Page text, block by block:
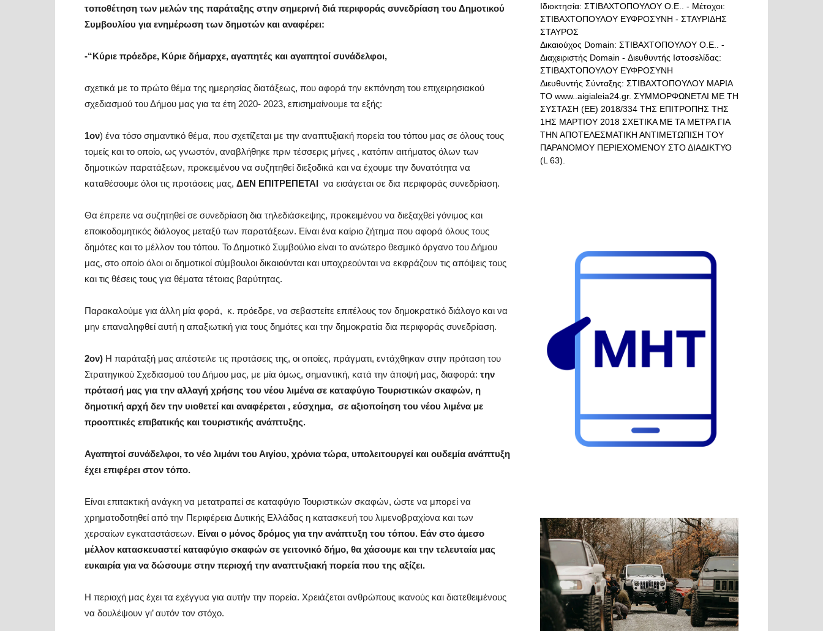
τοποθέτηση των μελών της παράταξης στην σημερινή διά περιφοράς συνεδρίαση του Δημοτικού
Συμβουλίου για ενημέρωση των δημοτών και αναφέρει:
-“Κύριε πρόεδρε, Κύριε δήμαρχε, αγαπητές και αγαπητοί συνάδελφοι,
σχετικά με το πρώτο θέμα της ημερησίας διατάξεως, που αφορά την εκπόνηση του επιχειρησιακού
σχεδιασμού του Δήμου μας για τα έτη 2020- 2023, επισημαίνουμε τα εξής:
1ον) ένα τόσο σημαντικό θέμα, που σχετίζεται με την αναπτυξιακή πορεία του τόπου μας σε όλους τους
τομείς και το οποίο, ως γνωστόν, αναβλήθηκε πριν τέσσερις μήνες , κατόπιν αιτήματος όλων των
δημοτικών παρατάξεων, προκειμένου να συζητηθεί διεξοδικά και να έχουμε την δυνατότητα να
καταθέσουμε όλοι τις προτάσεις μας, ΔΕΝ ΕΠΙΤΡΕΠΕΤΑΙ να εισάγεται σε δια περιφοράς συνεδρίαση.
Θα έπρεπε να συζητηθεί σε συνεδρίαση δια τηλεδιάσκεψης, προκειμένου να διεξαχθεί γόνιμος και
εποικοδομητικός διάλογος μεταξύ των παρατάξεων. Είναι ένα καίριο ζήτημα που αφορά όλους τους
δημότες και το μέλλον του τόπου. Το Δημοτικό Συμβούλιο είναι το ανώτερο θεσμικό όργανο του Δήμου
μας, στο οποίο όλοι οι δημοτικοί σύμβουλοι δικαιούνται και υποχρεούνται να εκφράζουν τις απόψεις τους
και τις θέσεις τους για θέματα τέτοιας βαρύτητας.
Παρακαλούμε για άλλη μία φορά, κ. πρόεδρε, να σεβαστείτε επιτέλους τον δημοκρατικό διάλογο και να
μην επαναληφθεί αυτή η απαξιωτική για τους δημότες και την δημοκρατία δια περιφοράς συνεδρίαση.
2ον) Η παράταξή μας απέστειλε τις προτάσεις της, οι οποίες, πράγματι, εντάχθηκαν στην πρόταση του
Στρατηγικού Σχεδιασμού του Δήμου μας, με μία όμως, σημαντική, κατά την άποψή μας, διαφορά: την
πρότασή μας για την αλλαγή χρήσης του νέου λιμένα σε καταφύγιο Τουριστικών σκαφών, η
δημοτική αρχή δεν την υιοθετεί και αναφέρεται , εύσχημα, σε αξιοποίηση του νέου λιμένα με
προοπτικές επιβατικής και τουριστικής ανάπτυξης.
Αγαπητοί συνάδελφοι, το νέο λιμάνι του Αιγίου, χρόνια τώρα, υπολειτουργεί και ουδεμία ανάπτυξη
έχει επιφέρει στον τόπο.
Είναι επιτακτική ανάγκη να μετατραπεί σε καταφύγιο Τουριστικών σκαφών, ώστε να μπορεί να
χρηματοδοτηθεί από την Περιφέρεια Δυτικής Ελλάδας η κατασκευή του λιμενοβραχίονα και των
χερσαίων εγκαταστάσεων. Είναι ο μόνος δρόμος για την ανάπτυξη του τόπου. Εάν στο άμεσο
μέλλον κατασκευαστεί καταφύγιο σκαφών σε γειτονικό δήμο, θα χάσουμε και την τελευταία μας
ευκαιρία για να δώσουμε στην περιοχή την αναπτυξιακή πορεία που της αξίζει.
Η περιοχή μας έχει τα εχέγγυα για αυτήν την πορεία. Χρειάζεται ανθρώπους ικανούς και διατεθειμένους
να δουλέψουν γι’ αυτόν τον στόχο.
Ιδιοκτησία: ΣΤΙΒΑΧΤΟΠΟΥΛΟΥ Ο.Ε.. - Μέτοχοι:
ΣΤΙΒΑΧΤΟΠΟΥΛΟΥ ΕΥΦΡΟΣΥΝΗ - ΣΤΑΥΡΙΔΗΣ
ΣΤΑΥΡΟΣ
Δικαιούχος Domain: ΣΤΙΒΑΧΤΟΠΟΥΛΟΥ Ο.Ε.. -
Διαχειριστής Domain - Διευθυντής Ιστοσελίδας:
ΣΤΙΒΑΧΤΟΠΟΥΛΟΥ ΕΥΦΡΟΣΥΝΗ
Διευθυντής Σύνταξης: ΣΤΙΒΑΧΤΟΠΟΥΛΟΥ ΜΑΡΙΑ
ΤΟ www..aigialeia24.gr. ΣΥΜΜΟΡΦΩΝΕΤΑΙ ΜΕ ΤΗ
ΣΥΣΤΑΣΗ (ΕΕ) 2018/334 ΤΗΣ ΕΠΙΤΡΟΠΗΣ ΤΗΣ
1ΗΣ ΜΑΡΤΙΟΥ 2018 ΣΧΕΤΙΚΑ ΜΕ ΤΑ ΜΕΤΡΑ ΓΙΑ
ΤΗΝ ΑΠΟΤΕΛΕΣΜΑΤΙΚΗ ΑΝΤΙΜΕΤΩΠΙΣΗ ΤΟΥ
ΠΑΡΑΝΟΜΟΥ ΠΕΡΙΕΧΟΜΕΝΟΥ ΣΤΟ ΔΙΑΔΙΚΤΥΟ
(L 63).